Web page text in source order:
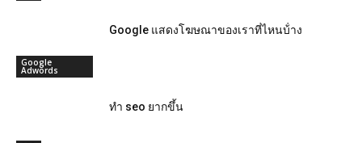
Google
Adwords
Google แสดงโฆษณาของเราที่ไหนบ้่าง
ทำ seo ยากขึ้น